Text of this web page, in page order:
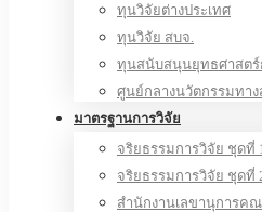
ทุนวิจัยต่างประเทศ
ทุนวิจัย สบจ.
ทุนสนับสนุนยุทธศาสตร์
ศูนย์กลางนวัตกรรมทาง
มาตรฐานการวิจัย
จริยธรรมการวิจัย ชุดที่ 1
จริยธรรมการวิจัย ชุดที่
สำนักงานเลขานุการค